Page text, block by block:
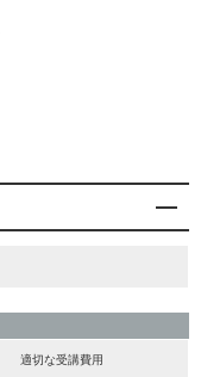
適切な受講費用